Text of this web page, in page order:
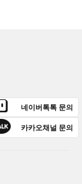
네이버톡톡 문의
카카오채널 문의